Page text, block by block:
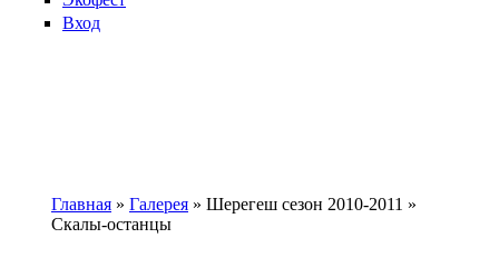
Вход
Вы здесь
Главная » Галерея » Шерегеш сезон 2010-2011 »
Скалы-останцы